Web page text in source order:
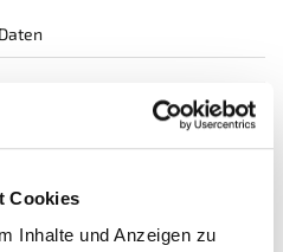
Cookies
Inhalte und Anzeigen zu